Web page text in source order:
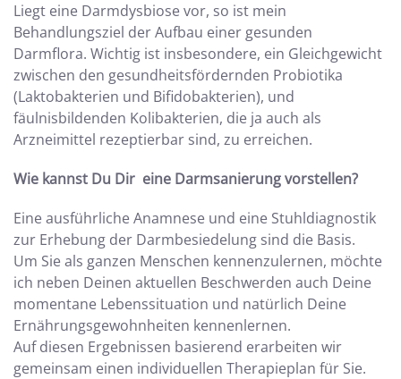
Liegt eine Darmdysbiose vor, so ist mein
Behandlungsziel der Aufbau einer gesunden
Darmflora. Wichtig ist insbesondere, ein Gleichgewicht
zwischen den gesundheitsfördernden Probiotika
(Laktobakterien und Bifidobakterien), und
fäulnisbildenden Kolibakterien, die ja auch als
Arzneimittel rezeptierbar sind, zu erreichen.
Wie kannst Du Dir eine Darmsanierung vorstellen?
Eine ausführliche Anamnese und eine Stuhldiagnostik
zur Erhebung der Darmbesiedelung sind die Basis.
Um Sie als ganzen Menschen kennenzulernen, möchte
ich neben Deinen aktuellen Beschwerden auch Deine
momentane Lebenssituation und natürlich Deine
Ernährungsgewohnheiten kennenlernen.
Auf diesen Ergebnissen basierend erarbeiten wir
gemeinsam einen individuellen Therapieplan für Sie.